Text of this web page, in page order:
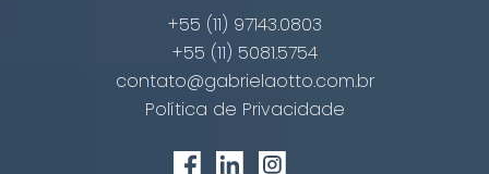
+55 (11) 97143.0803
+55 (11) 5081.5754
contato@gabrielaotto.com.br
Política de Privacidade